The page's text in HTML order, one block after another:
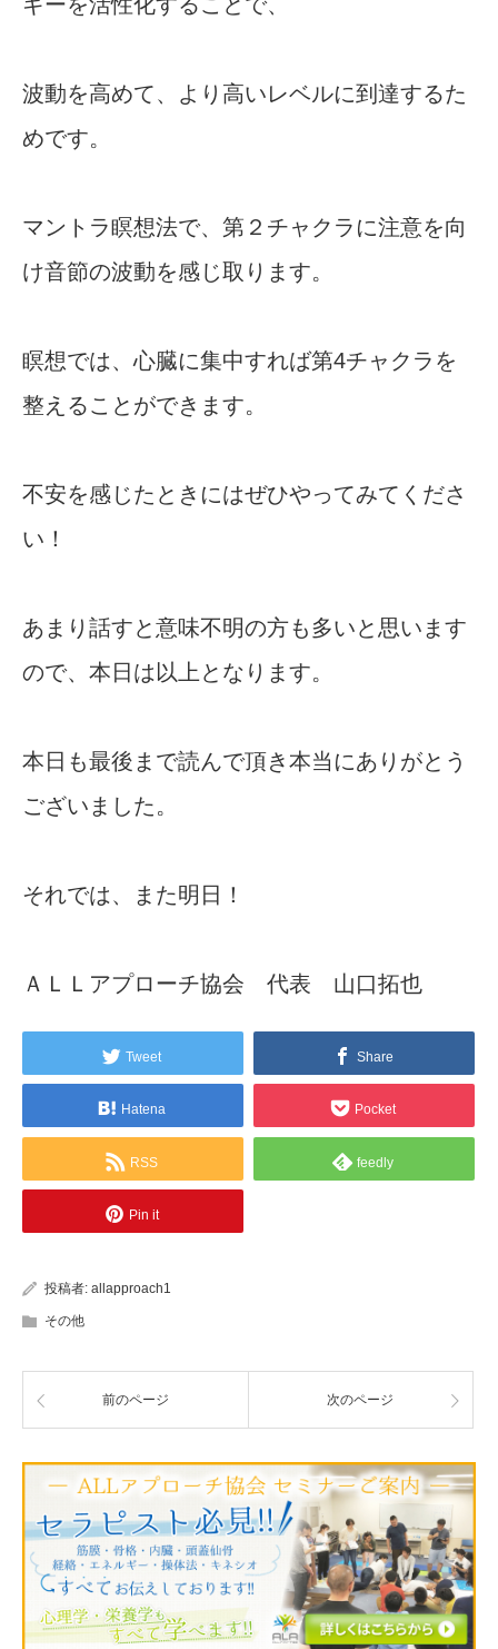
波動を高めて、より高いレベルに到達するた
めです。
マントラ瞑想法で、第２チャクラに注意を向
け音節の波動を感じ取ります。
瞑想では、心臓に集中すれば第4チャクラを
整えることができます。
不安を感じたときにはぜひやってみてくださ
い！
あまり話すと意味不明の方も多いと思います
ので、本日は以上となります。
本日も最後まで読んで頂き本当にありがとう
ございました。
それでは、また明日！
ＡＬＬアプローチ協会 代表 山口拓也
Tweet Share
Hatena Pocket
RSS feedly
Pin it
投稿者: allapproach1
その他
前のページ 次のページ